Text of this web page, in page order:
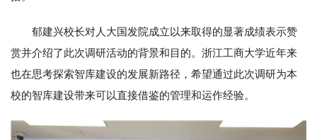
郁建兴校长对人大国发院成立以来取得的显著成绩表示赞
赏并介绍了此次调研活动的背景和目的。浙江工商大学近年来
也在思考探索智库建设的发展新路径，希望通过此次调研为本
校的智库建设带来可以直接借鉴的管理和运作经验。